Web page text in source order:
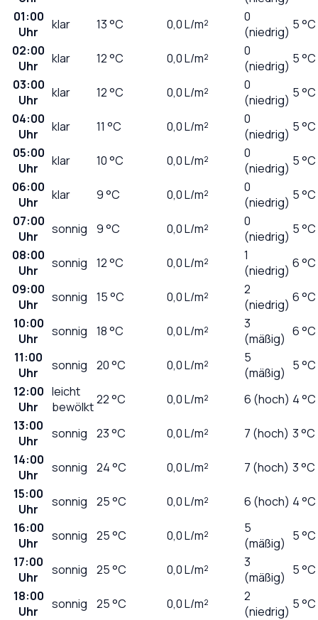
01:00
Uhr
klar 13°C 0,0L/m²
0
(niedrig) 5 °C
02:00
Uhr
klar 12°C 0,0L/m²
0
(niedrig) 5 °C
03:00
Uhr
klar 12°C 0,0L/m²
0
(niedrig) 5 °C
04:00
Uhr
klar 11 °C 0,0L/m²
0
(niedrig) 5 °C
05:00
Uhr
klar 10°C 0,0L/m²
0
(niedrig) 5 °C
06:00
Uhr
klar 9°C 0,0L/m²
0
(niedrig) 5 °C
07:00
Uhr
sonnig 9°C 0,0L/m²
0
(niedrig) 5 °C
08:00
Uhr
sonnig 12°C 0,0L/m²
1
(niedrig) 6 °C
09:00
Uhr
sonnig 15°C 0,0L/m²
2
(niedrig) 6 °C
10:00
Uhr
sonnig 18°C 0,0L/m²
3
(mäßig) 6 °C
11:00
Uhr
sonnig 20°C 0,0L/m²
5
(mäßig) 5 °C
12:00
Uhr
leicht
bewölkt22°C 0,0L/m² 6 (hoch) 4 °C
13:00
Uhr
sonnig 23°C 0,0L/m² 7 (hoch) 3 °C
14:00
Uhr
sonnig 24°C 0,0L/m² 7 (hoch) 3 °C
15:00
Uhr
sonnig 25°C 0,0L/m² 6 (hoch) 4 °C
16:00
Uhr
sonnig 25°C 0,0L/m²
5
(mäßig) 5 °C
17:00
Uhr
sonnig 25°C 0,0L/m²
3
(mäßig) 5 °C
18:00
Uhr
sonnig 25°C 0,0L/m²
2
(niedrig) 5 °C